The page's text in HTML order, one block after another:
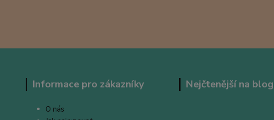
Informace pro zákazníky
O nás
Nejčtenější na